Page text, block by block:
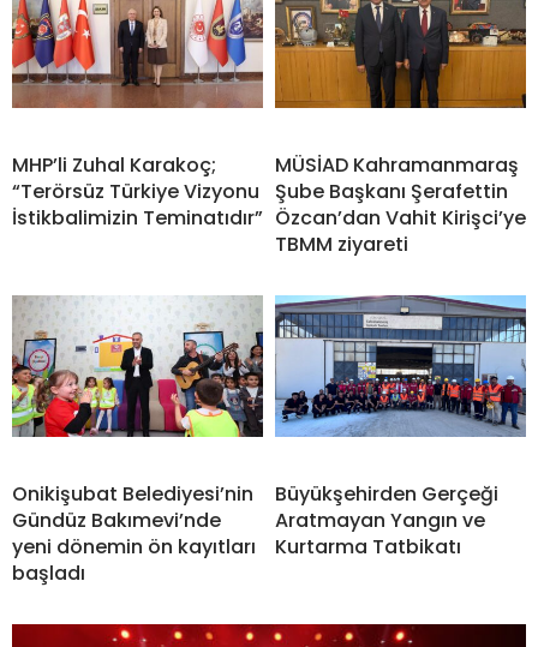
MHP’li Zuhal Karakoç;
“Terörsüz Türkiye Vizyonu
İstikbalimizin Teminatıdır”
MÜSİAD Kahramanmaraş
Şube Başkanı Şerafettin
Özcan’dan Vahit Kirişci’ye
TBMM ziyareti
Onikişubat Belediyesi’nin
Gündüz Bakımevi’nde
yeni dönemin ön kayıtları
başladı
Büyükşehirden Gerçeği
Aratmayan Yangın ve
Kurtarma Tatbikatı